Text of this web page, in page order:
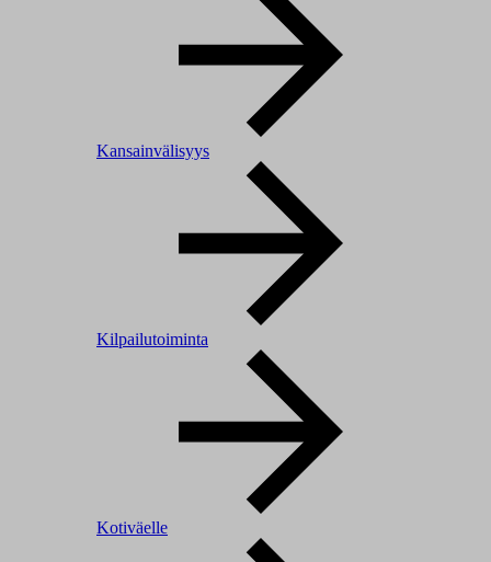
Kansainvälisyys
Kilpailutoiminta
Kotiväelle